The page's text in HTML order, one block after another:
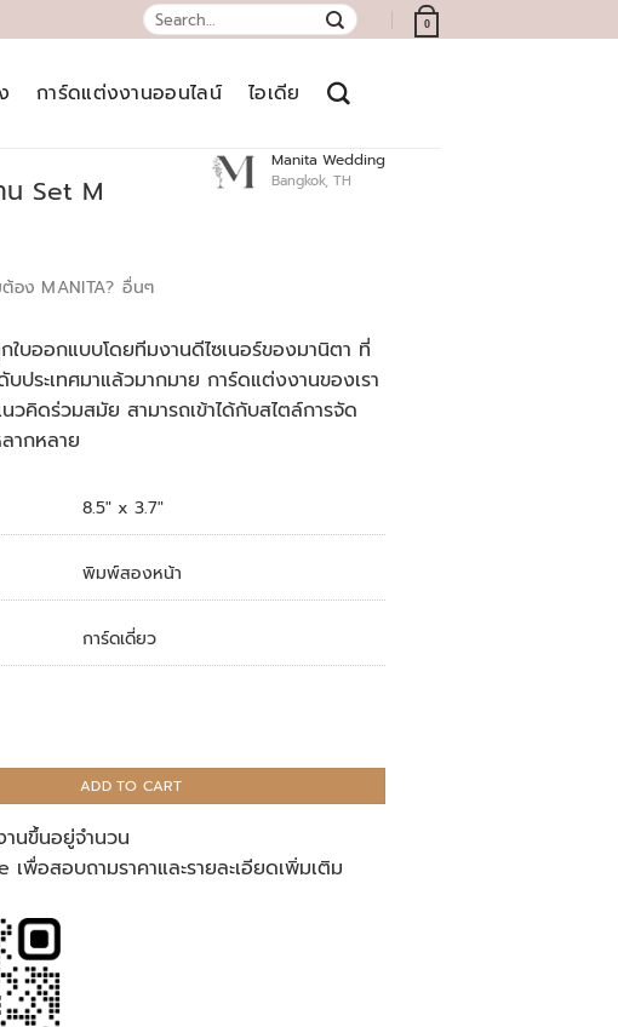
Search
for:
0
การ์ดแต่งงานออนไลน์ ไอเดีย
น Set M
Manita Wedding
Bangkok, TH
ต้อง MANITA? อื่นๆ
ใบออกแบบโดยทีมงานดีไซเนอร์ของมานิตา ที่
บประเทศมาแล้วมากมาย การ์ดแต่งงานของเรา
วคิดร่วมสมัย สามารถเข้าได้กับสไตล์การจัด
ากหลาย
8.5″ x 3.7″
พิมพ์สองหน้า
การ์ดเดี่ยว
ADD TO CART
านขึ้นอยู่จำนวน
พื่อสอบถามราคาและรายละเอียดเพิ่มเติม